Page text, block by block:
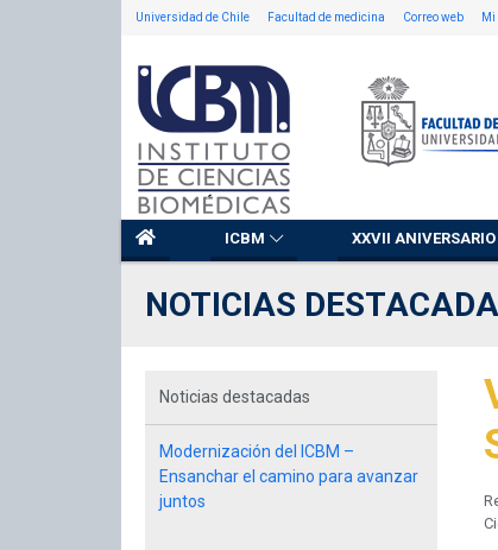
Universidad de Chile Facultad de medicina Correo web Mi
ICBM XXVII
NOTICIAS
Noticias destacadas
Modernización del ICBM –
Ensanchar el camino para avanzar
juntos